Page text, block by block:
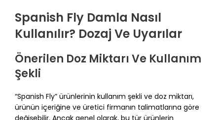
Spanish Fly Damla Nasıl
Kullanılır? Dozaj Ve Uyarılar
Önerilen Doz Miktarı Ve Kullanım
Şekli
“Spanish Fly” ürünlerinin kullanım şekli ve doz miktarı,
ürünün içeriğine ve üretici firmanın talimatlarına göre